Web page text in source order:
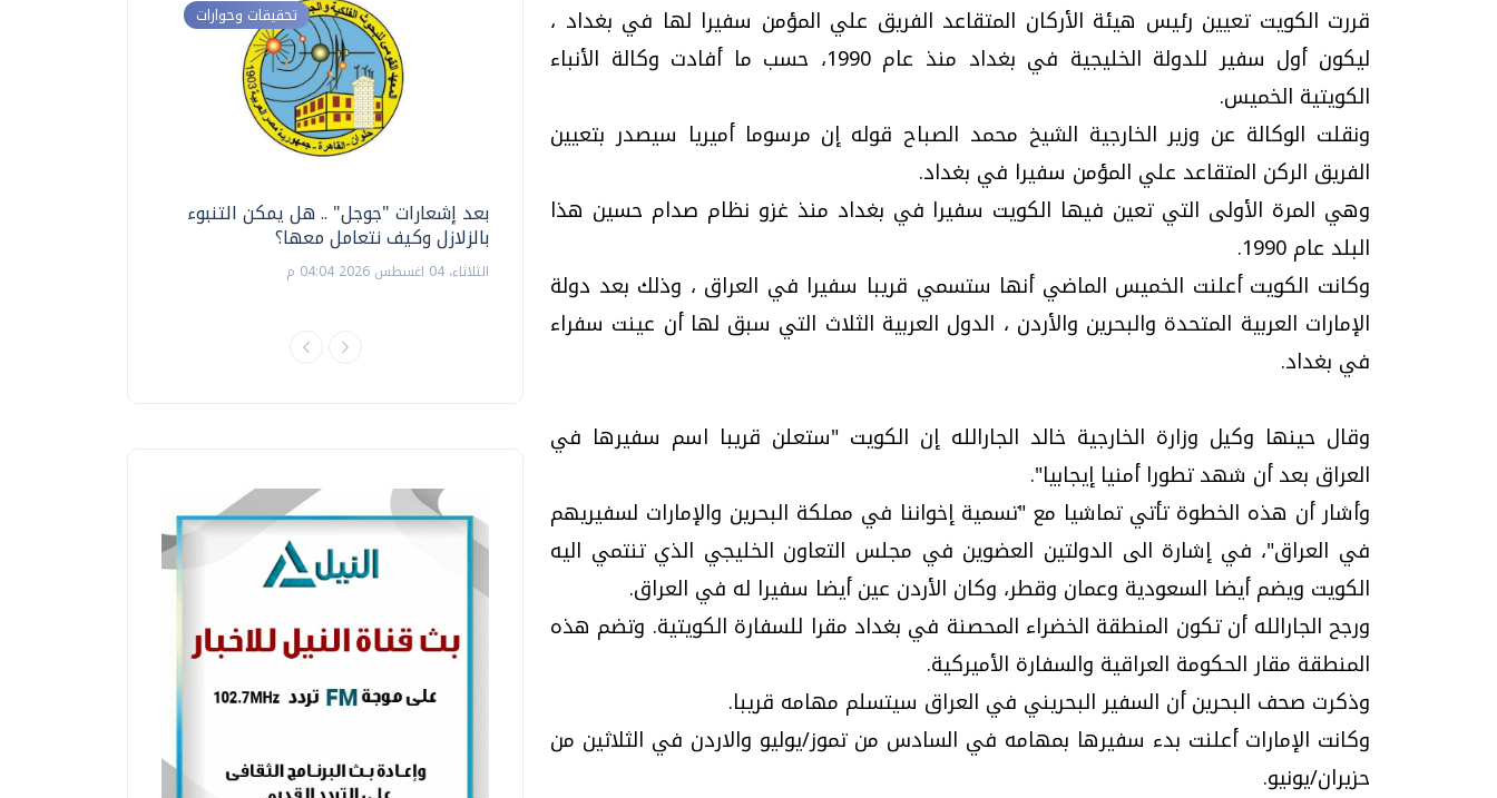
قررت الكويت تعيين رئيس هيئة الأركان المتقاعد الفريق علي المؤمن سفيرا لها في بغداد ،
ليكون أول سفير للدولة الخليجية في بغداد منذ عام 1990، حسب ما أفادت وكالة الأنباء
الكويتية الخميس.
ونقلت الوكالة عن وزير الخارجية الشيخ محمد الصباح قوله إن مرسوما أميريا سيصدر بتعيين
الفريق الركن المتقاعد علي المؤمن سفيرا في بغداد.
وهي المرة الأولى التي تعين فيها الكويت سفيرا في بغداد منذ غزو نظام صدام حسين هذا
البلد عام 1990.
وكانت الكويت أعلنت الخميس الماضي أنها ستسمي قريبا سفيرا في العراق ، وذلك بعد دولة
الإمارات العربية المتحدة والبحرين والأردن ، الدول العربية الثلاث التي سبق لها أن عينت سفراء
في بغداد.
وقال حينها وكيل وزارة الخارجية خالد الجارالله إن الكويت "ستعلن قريبا اسم سفيرها في
العراق بعد أن شهد تطورا أمنيا إيجابيا".
وأشار أن هذه الخطوة تأتي تماشيا مع "تسمية إخواننا في مملكة البحرين والإمارات لسفيريهم
في العراق"، في إشارة الى الدولتين العضوين في مجلس التعاون الخليجي الذي تنتمي اليه
الكويت ويضم أيضا السعودية وعمان وقطر، وكان الأردن عين أيضا سفيرا له في العراق.
ورجح الجارالله أن تكون المنطقة الخضراء المحصنة في بغداد مقرا للسفارة الكويتية. وتضم هذه
المنطقة مقار الحكومة العراقية والسفارة الأميركية.
وذكرت صحف البحرين أن السفير البحريني في العراق سيتسلم مهامه قريبا.
وكانت الإمارات أعلنت بدء سفيرها بمهامه في السادس من تموز/يوليو والاردن في الثلاثين من
حزيران/يونيو.
تحقيقات وحوارات
بعد إشعارات "جوجل" .. هل يمكن التنبوء
بالزلازل وكيف نتعامل معها؟
الثلاثاء، 04 اغسطس 2026 04:04 م
تحقيقات وحوارات
دليلك للتنسيق الجامعي .. تساؤلات
السبت، 01 اغسطس 2026 10:25 ص
تحقيقات وحوارات
فيديو.. الإعلام الرقمي.. تقنيات واعدة
الخميس، 30 يوليو 2026 01:09 م
تحقيقات وحوارات
موجات الطقس الساخنة.. لماذا تحدث وكيف